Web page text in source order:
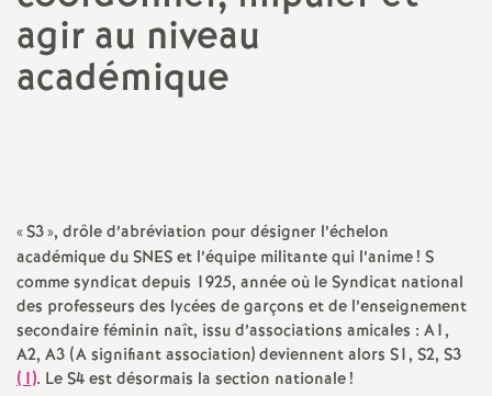
o
n
a
agir au niveau
académique
«S3», drôle d’abréviation pour désigner l’échelon
académique du SNES et l’équipe militante qui l’anime! S
comme syndicat depuis 1925, année où le Syndicat national
des professeurs des lycées de garçons et de l’enseignement
secondaire féminin naît, issu d’associations amicales : A1,
A2, A3 (A signifiant association) deviennent alors S1, S2, S3
(1). Le S4 est désormais la section nationale!